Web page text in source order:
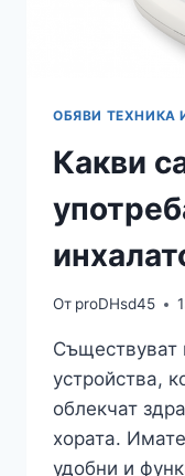
ОБЯВИ ТЕХНИКА
Какви
От proDHsd45
устройства,
облекчат
хората.
удобни и